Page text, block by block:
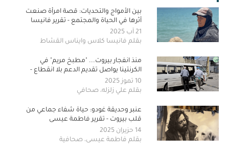
بين الأمواج والتحديات: قصة امرأة صنعت
أثرها في الحياة والمجتمع - تقرير فانيسا
كلاس و ايناس القشاط
21 آب 2025
بقلم فانيسا كلاس وايناس القشاط
منذ انفجار بيروت... "مطبخ مريم" في
الكرنتينا يواصل تقديم الدعم بلا انقطاع -
تقرير علي زلزله
10 تموز 2025
بقلم علي زلزله، صحافي
عنبر وحديقة غودو: حياة شفاء جماعي من
قلب بيروت - تقرير فاطمة عيسى
14 حزيران 2025
بقلم فاطمة عيسى، صحافية